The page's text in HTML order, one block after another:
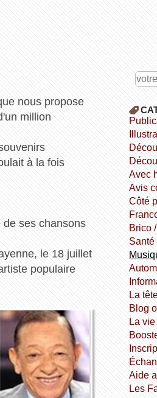
nous propose
million
à la fois
ses chansons
le 18 juillet
populaire
avec
avis
côté
la
la
aide
Les